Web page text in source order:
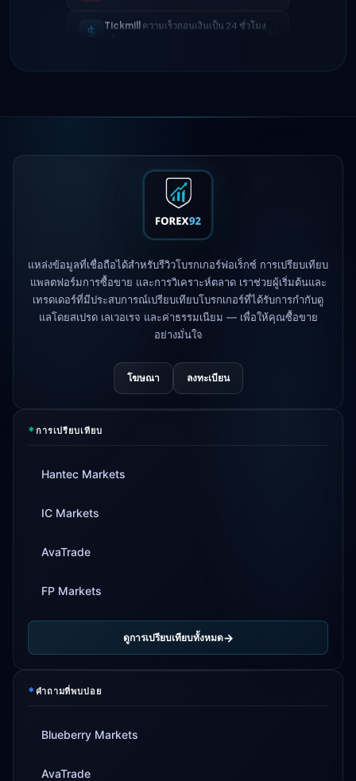
IC Marketsลดสเปรด EUR/USD → 0.1
XMเปลี่ยนนโยบายเลเวอเรจ 1d
FP Markets— บัญชีใหม่ไม่มีค่า
คอมมิชชั่น
สูญเสียใบอนุญาตกำกับดูแล
ความเร็วถอนเงินเป็น 24 ชั่วโมง
แหล่งข้อมูลที่เชื่อถือได้สำหรับรีวิวโบรกเกอร์ฟอเร็กซ์ การเปรียบเทียบ
แพลตฟอร์มการซื้อขาย และการวิเคราะห์ตลาด เราช่วยผู้เริ่มต้นและ
เทรดเดอร์ที่มีประสบการณ์เปรียบเทียบโบรกเกอร์ที่ได้รับการกำกับดู
แลโดยสเปรด เลเวอเรจ และค่าธรรมเนียม — เพื่อให้คุณซื้อขาย
อย่างมั่นใจ
โฆษณา ลงทะเบียน
*การเปรียบเทียบ
Hantec Markets
IC Markets
AvaTrade
FP Markets
ดูการเปรียบเทียบทั้งหมด
*คำถามที่พบบ่อย
Blueberry Markets
AvaTrade